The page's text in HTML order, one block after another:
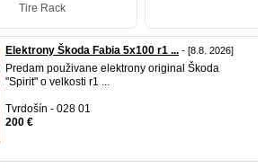
Elektrony Škoda Fabia 5x100 r1 ... - [8.8. 2026]
Predam použivane elektrony original Škoda
"Spirit" o velkosti r1 ...
Tvrdošín - 028 01
200 €